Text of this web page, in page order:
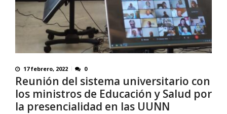
17 febrero, 2022 0
Reunión del sistema universitario con
los ministros de Educación y Salud por
la presencialidad en las UUNN